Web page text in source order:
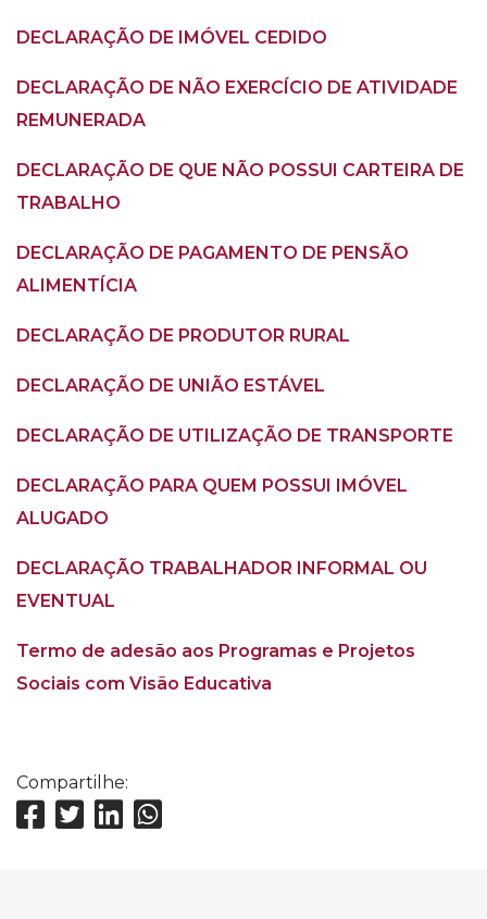
DECLARAÇÃO DE IMÓVEL CEDIDO
DECLARAÇÃO DE NÃO EXERCÍCIO DE ATIVIDADE
REMUNERADA
DECLARAÇÃO DE QUE NÃO POSSUI CARTEIRA DE
TRABALHO
DECLARAÇÃO DE PAGAMENTO DE PENSÃO
ALIMENTÍCIA
DECLARAÇÃO DE PRODUTOR RURAL
DECLARAÇÃO DE UNIÃO ESTÁVEL
DECLARAÇÃO DE UTILIZAÇÃO DE TRANSPORTE
DECLARAÇÃO PARA QUEM POSSUI IMÓVEL
ALUGADO
DECLARAÇÃO TRABALHADOR INFORMAL OU
EVENTUAL
Termo de adesão aos Programas e Projetos
Sociais com Visão Educativa
Compartilhe: